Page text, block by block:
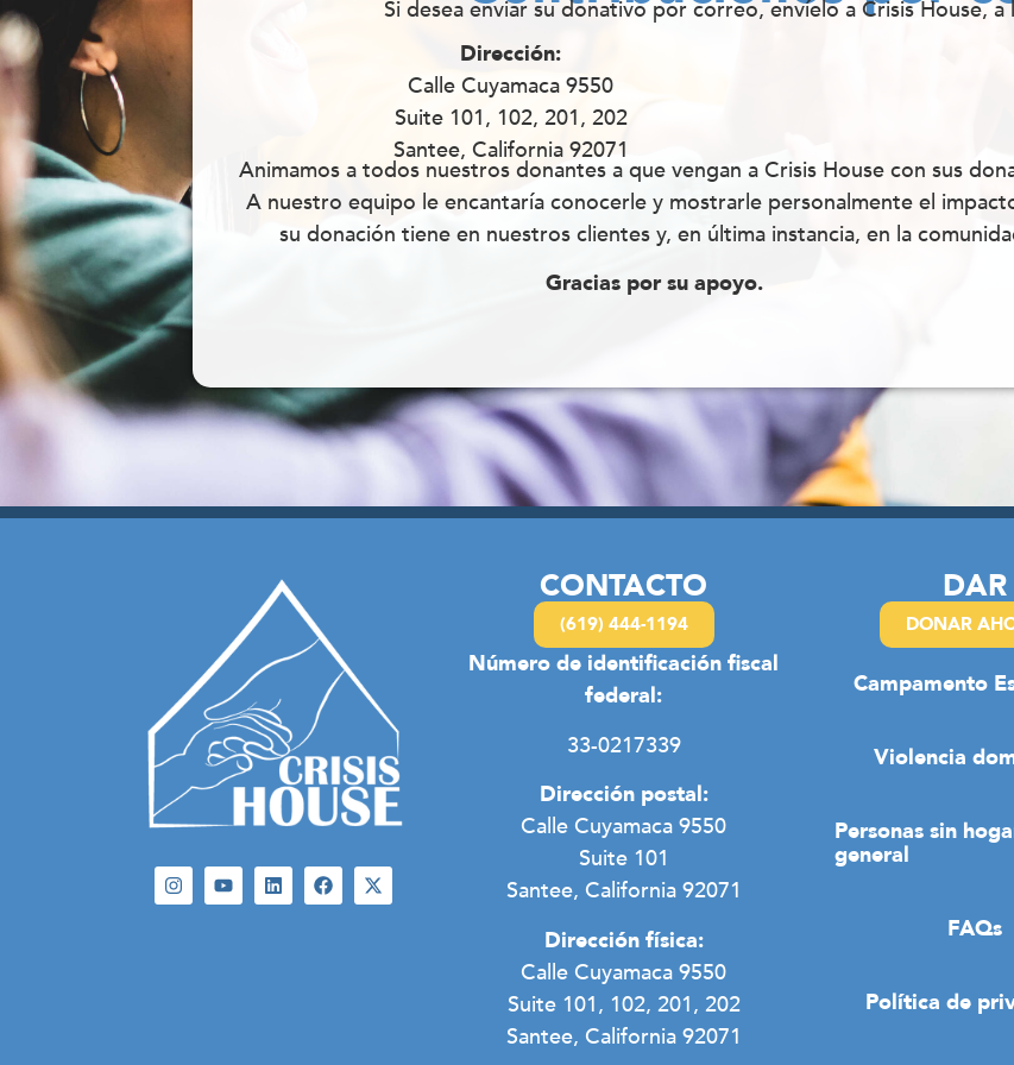
Si desea enviar su donativo por correo, envíelo a Crisis House,
Dirección:
Calle Cuyamaca 9550
Suite 101, 102, 201, 202
Santee, California 92071
Animamos a todos nuestros donantes a que vengan a Crisis House con sus
A nuestro equipo le encantaría conocerle y mostrarle personalmente el
su donación tiene en nuestros clientes y, en última instancia, en la
Gracias por su apoyo.
CONTACTO
(619) 444-1194
Número de identificación fiscal
federal:
33-0217339
Dirección postal:
Calle Cuyamaca 9550
Suite 101
Santee, California 92071
Dirección física:
Calle Cuyamaca 9550
Suite 101, 102, 201, 202
Santee, California 92071
DAR
DONAR
Campamento
Violencia
Personas sin
general
FAQs
Política de